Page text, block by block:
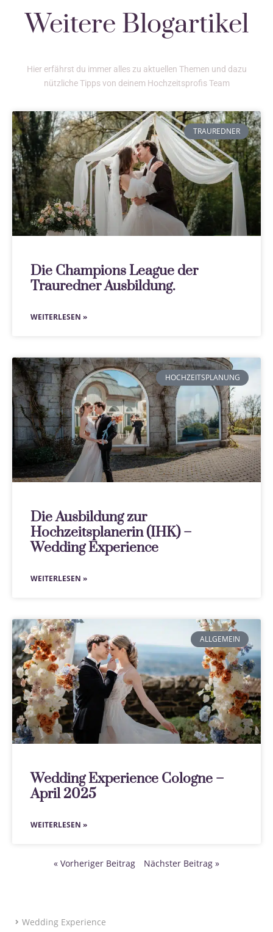
Wedding Experience
Weitere Blogartikel
Hier erfährst du immer alles zu aktuellen Themen und dazu
nützliche Tipps von deinem Hochzeitsprofis Team
TRAUREDNER
Die Champions League der
Trauredner Ausbildung.
WEITERLESEN »
HOCHZEITSPLANUNG
Die Ausbildung zur
Hochzeitsplanerin (IHK) –
Wedding Experience
WEITERLESEN »
ALLGEMEIN
Wedding Experience Cologne –
April 2025
WEITERLESEN »
« Vorheriger Beitrag Nächster Beitrag »